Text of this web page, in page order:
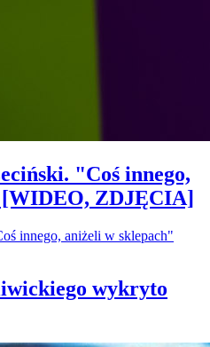
"Coś innego,
ZDJĘCIA]
wykryto